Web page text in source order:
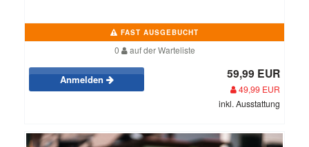
FAST AUSGEBUCHT
0 auf der Warteliste
Anmelden 59,99 EUR
49,99 EUR
inkl. Ausstattung